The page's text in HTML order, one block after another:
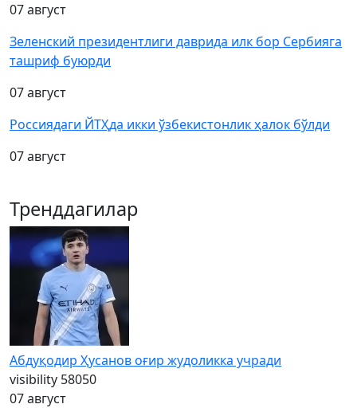
07 август
Зеленский президентлиги даврида илк бор Сербияга
ташриф буюрди
07 август
Россиядаги ЙТҲда икки ўзбекистонлик ҳалок бўлди
07 август
Тренддагилар
Абдуқодир Ҳусанов оғир жудоликка учради
visibility 58050
07 август